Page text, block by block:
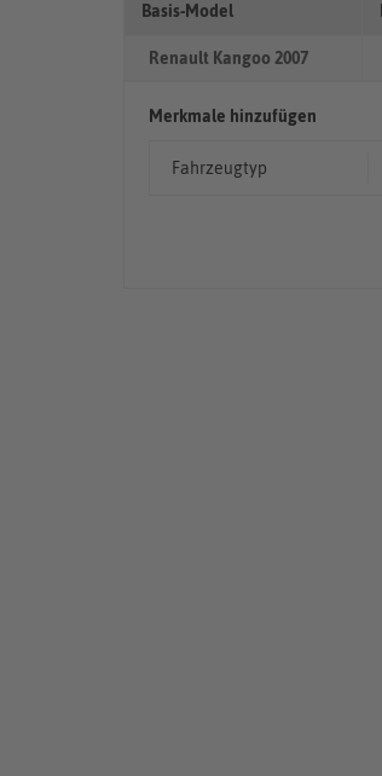
Basis-Model
Renault Kangoo 2007
Merkmale hinzufügen
Fahrzeugtyp